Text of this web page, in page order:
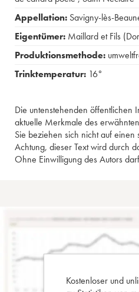
Appellation: Savigny-lès-
Eigentümer: Maillard et Fils
Produktionsmethode:
Trinktemperatur: 16°
Die untenstehenden öffentlichen
aktuelle Merkmale des
Sie beziehen sich nicht auf einen
Achtung, dieser Text wird durch
Ohne Einwilligung des Autors
Kostenloser und